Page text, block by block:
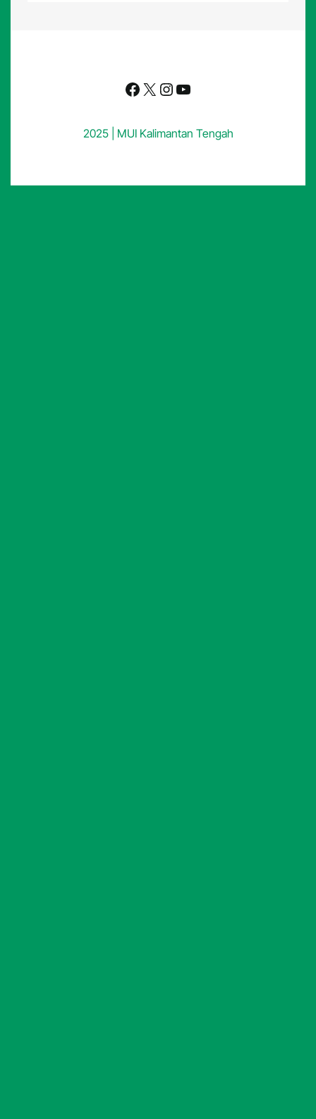
Facebook
X Instagram
YouTube
2025 | MUI Kalimantan Tengah